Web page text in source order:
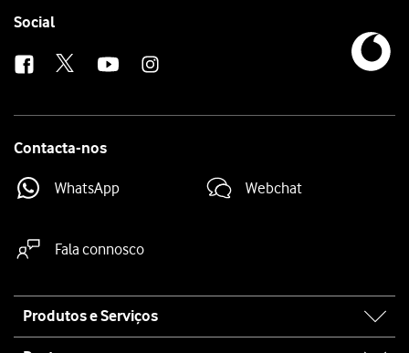
Follow
Social
Contacta-nos
WhatsApp Webchat
Fala connosco
map
Produtos e Serviços